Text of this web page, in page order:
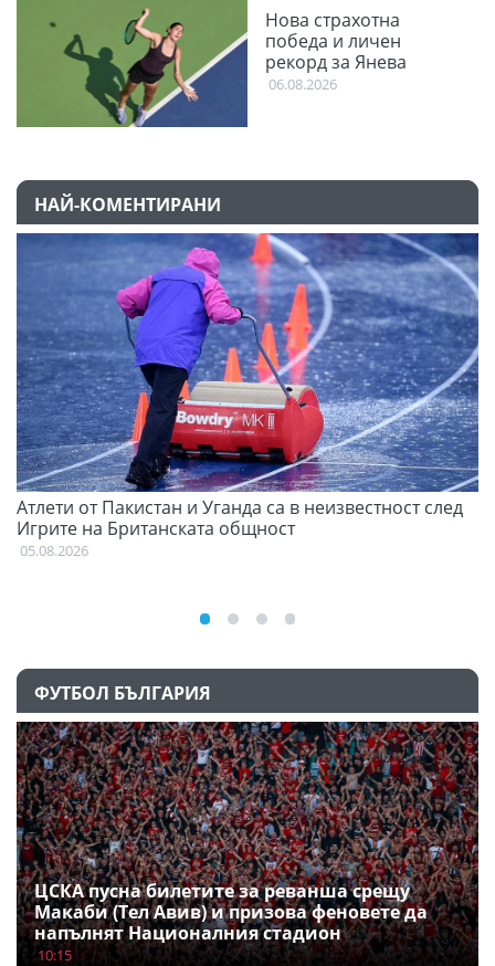
Нова страхотна
победа и личен
рекорд за Янева
06.08.2026
НАЙ-КОМЕНТИРАНИ
Атлети от Пакистан и Уганда са в неизвестност след
Игрите на Британската общност
05.08.2026
ФУТБОЛ БЪЛГАРИЯ
ЦСКА пусна билетите за реванша срещу
Макаби (Тел Авив) и призова феновете да
напълнят Националния стадион
10:15